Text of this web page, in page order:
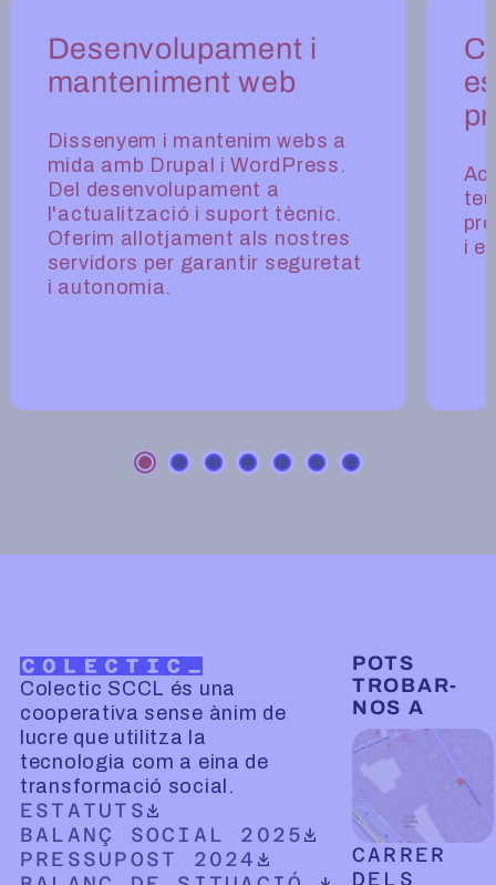
Carrusel - Serveis Tècnica
Desenvolupament i
manteniment web
Dissenyem i mantenim webs a
mida amb Drupal i WordPress.
Del desenvolupament a
l'actualització i suport tècnic.
Oferim allotjament als nostres
servidors per garantir seguretat
i autonomia.
i
Colectic SCCL és una
cooperativa sense ànim de
lucre que utilitza la
tecnologia com a eina de
transformació social.
ESTATUTS
DOCUMENT PDF DESCARREGABLE
BALANÇ SOCIAL 2025
DOCUMENT PDF DESCARREGABLE
PRESSUPOST 2024
DOCUMENT PDF DESCARREGABLE
POTS
TROBAR-
NOS A
CARRER
DELS